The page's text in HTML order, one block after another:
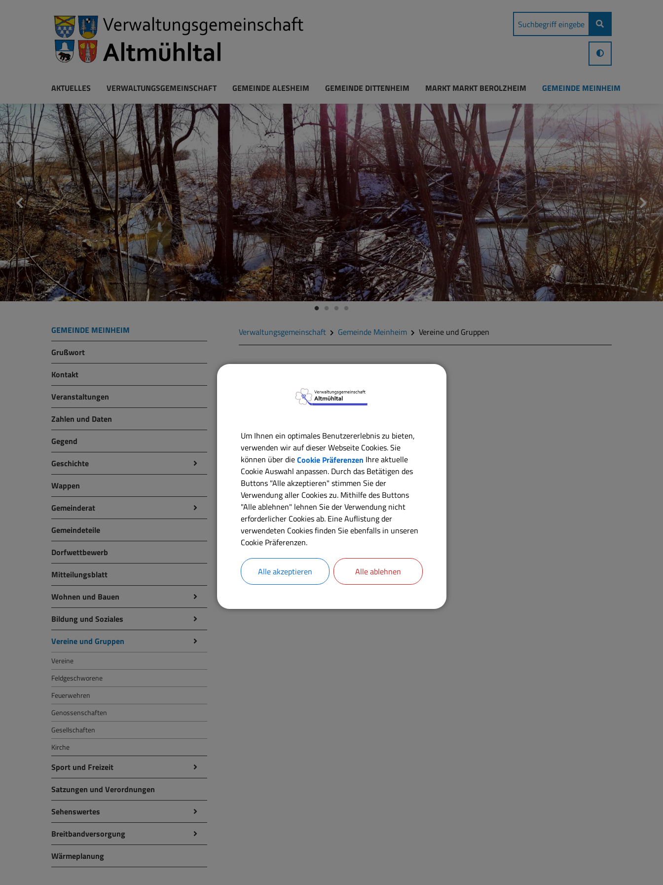
AKTUELLES VERWALTUNGSGEMEINSCHAFT GEMEINDE ALESHEIM GEMEINDE DITTENHEIM MARKT MARKT BEROLZHEIM GEMEINDE MEINHEIM
GEMEINDE MEINHEIM
Grußwort
Kontakt
Veranstaltungen
Zahlen und Daten
Gegend
Geschichte
Wappen
Gemeinderat
Gemeindeteile
Dorfwettbewerb
Mitteilungsblatt
Wohnen und Bauen
Bildung und Soziales
Vereine und Gruppen
Vereine
Feldgeschworene
Feuerwehren
Genossenschaften
Gesellschaften
Kirche
Sport und Freizeit
Satzungen und Verordnungen
Sehenswertes
Breitbandversorgung
Wärmeplanung
Verwaltungsgemeinschaft Gemeinde Meinheim Vereine und Gruppen
Vereine und Gruppen
Feuerwehren
Genossenschaften
Gesellschaften
Kirche
Um Ihnen ein optimales Benutzererlebnis zu bieten,
verwenden wir auf dieser Webseite Cookies. Sie
können über dieCookie Präferenzen Ihre aktuelle
Cookie Auswahl anpassen. Durch das Betätigen des
Buttons "Alle akzeptieren" stimmen Sie der
Verwendung aller Cookies zu. Mithilfe des Buttons
"Alle ablehnen" lehnen Sie der Verwendung nicht
erforderlicher Cookies ab. Eine Auflistung der
verwendeten Cookies finden Sie ebenfalls in unseren
Cookie Präferenzen.
Alle akzeptieren Alle ablehnen